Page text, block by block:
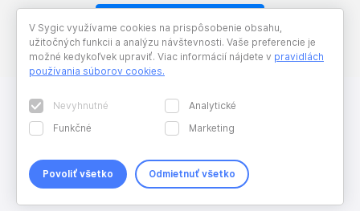
Copyright © 2026 Sygic. All right reserved. Developed by
V Sygic využívame cookies na prispôsobenie obsahu,
užitočných funkcii a analýzu návštevnosti. Vaše preferencie je
možné kedykoľvek upraviť. Viac informácií nájdete v pravidlách
používania súborov cookies.
Nevyhnutné
Analytické
Funkčné
Marketing
Povoliť všetko Odmietnuť všetko